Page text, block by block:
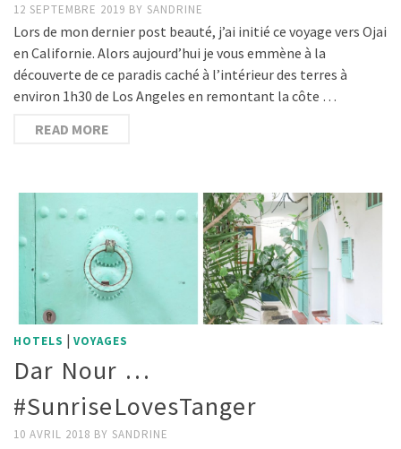
12 SEPTEMBRE 2019 BY SANDRINE
Lors de mon dernier post beauté, j’ai initié ce voyage vers Ojai
en Californie. Alors aujourd’hui je vous emmène à la
découverte de ce paradis caché à l’intérieur des terres à
environ 1h30 de Los Angeles en remontant la côte …
READ MORE
HOTELS | VOYAGES
Dar Nour …
#SunriseLovesTanger
10 AVRIL 2018 BY SANDRINE